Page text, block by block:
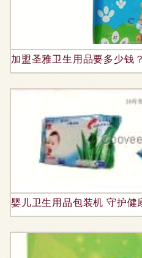
加盟圣雅卫生用品要多少钱
婴儿卫生用品包装机 守护